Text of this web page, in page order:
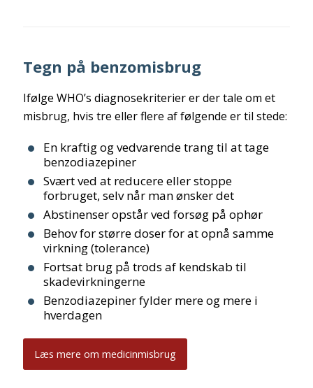
Tegn på benzomisbrug
Ifølge WHO’s diagnosekriterier er der tale om et
misbrug, hvis tre eller flere af følgende er til stede:
En kraftig og vedvarende trang til at tage
benzodiazepiner
Svært ved at reducere eller stoppe
forbruget, selv når man ønsker det
Abstinenser opstår ved forsøg på ophør
Behov for større doser for at opnå samme
virkning (tolerance)
Fortsat brug på trods af kendskab til
skadevirkningerne
Benzodiazepiner fylder mere og mere i
hverdagen
Læs mere om medicinmisbrug